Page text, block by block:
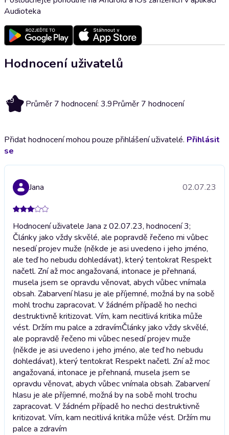
Audioteka
Hodnocení uživatelů
3.9 Průměr 7 hodnocení: 3.9Průměr 7 hodnocení
Přidat hodnocení mohou pouze přihlášení uživatelé. Přihlásit
se
Jana 02.07.23
Hodnocení uživatele Jana z 02.07.23, hodnocení 3;
Články jako vždy skvělé, ale popravdě řečeno mi vůbec
nesedí projev muže (někde je asi uvedeno i jeho jméno,
ale teď ho nebudu dohledávat), který tentokrat Respekt
načetl. Zní až moc angažovaná, intonace je přehnaná,
musela jsem se opravdu věnovat, abych vůbec vnímala
obsah. Zabarvení hlasu je ale příjemné, možná by na sobě
mohl trochu zapracovat. V žádném případě ho nechci
destruktivně kritizovat. Vím, kam necitlivá kritika může
vést. Držím mu palce a zdravímČlánky jako vždy skvělé,
ale popravdě řečeno mi vůbec nesedí projev muže
(někde je asi uvedeno i jeho jméno, ale teď ho nebudu
dohledávat), který tentokrat Respekt načetl. Zní až moc
angažovaná, intonace je přehnaná, musela jsem se
opravdu věnovat, abych vůbec vnímala obsah. Zabarvení
hlasu je ale příjemné, možná by na sobě mohl trochu
zapracovat. V žádném případě ho nechci destruktivně
kritizovat. Vím, kam necitlivá kritika může vést. Držím mu
palce a zdravím